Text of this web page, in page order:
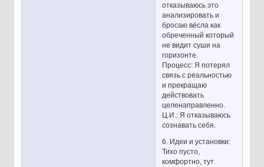
отказываюсь это
анализировать и
бросаю вёсла как
обреченный который
не видит суши на
горизонте.
Процесс: Я потерял
связь с реальностью
и прекращаю
действовать
целенаправленно.
Ц.И.: Я отказываюсь
сознавать себя.
6. Идеи и установки:
Тихо пусто,
комфортно, тут